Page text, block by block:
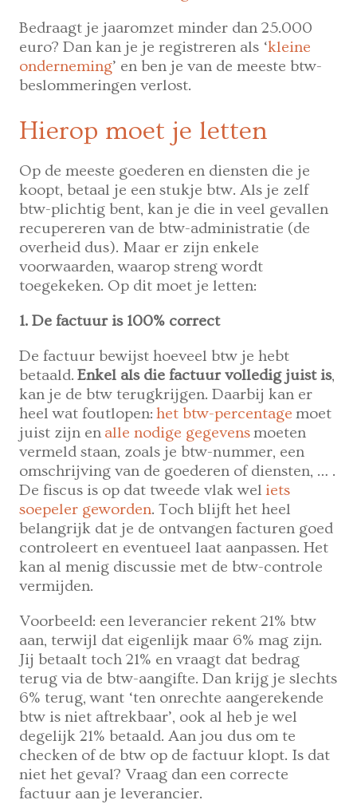
Bedraagt je jaaromzet minder dan 25.000
euro? Dan kan je je registreren als ‘kleine
onderneming’ en ben je van de meeste btw-
beslommeringen verlost.
Hierop moet je letten
Op de meeste goederen en diensten die je
koopt, betaal je een stukje btw. Als je zelf
btw-plichtig bent, kan je die in veel gevallen
recupereren van de btw-administratie (de
overheid dus). Maar er zijn enkele
voorwaarden, waarop streng wordt
toegekeken. Op dit moet je letten:
1. De factuur is 100% correct
De factuur bewijst hoeveel btw je hebt
betaald.Enkel als die factuur volledig juist is,
kan je de btw terugkrijgen. Daarbij kan er
heel wat foutlopen:het btw-percentage moet
juist zijn en alle nodige gegevensmoeten
vermeld staan, zoals je btw-nummer, een
omschrijving van de goederen of diensten, … .
De fiscus is op dat tweede vlak weliets
soepeler geworden. Toch blijft het heel
belangrijk dat je de ontvangen facturen goed
controleert en eventueel laat aanpassen. Het
kan al menig discussie met de btw-controle
vermijden.
Voorbeeld: een leverancier rekent 21% btw
aan, terwijl dat eigenlijk maar 6% mag zijn.
Jij betaalt toch 21% en vraagt dat bedrag
terug via de btw-aangifte. Dan krijg je slechts
6% terug, want ‘ten onrechte aangerekende
btw is niet aftrekbaar’, ook al heb je wel
degelijk 21% betaald. Aan jou dus om te
checken of de btw op de factuur klopt. Is dat
niet het geval? Vraag dan een correcte
factuur aan je leverancier.